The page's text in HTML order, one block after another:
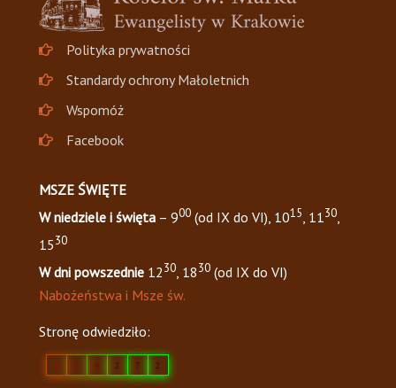
Polityka prywatności
Standardy ochrony Małoletnich
Wspomóż
Facebook
MSZE ŚWIĘTE
W niedziele i święta – 900 (od IX do VI), 1015 , 1130
1530
W dni powszednie 1230, 1830 (od IX do VI)
Nabożeństwa i Msze św.
Stronę odwiedziło:
0 8 4 2 7 2